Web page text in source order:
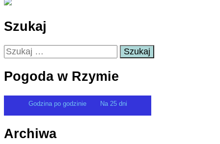
Szukaj
Szukaj:
Pogoda w Rzymie
Godzina po godzinie Na 25 dni
Archiwa